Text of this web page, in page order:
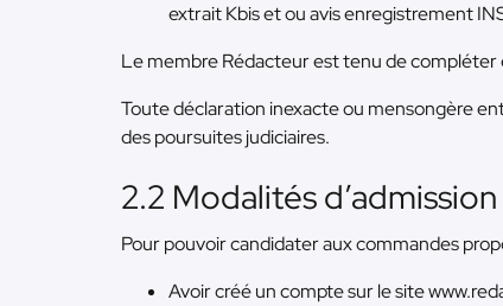
extrait Kbis et ou avis enregistrement
Le membre Rédacteur est tenu de
Toute déclaration inexacte ou mensongère
des poursuites judiciaires.
2.2 Modalités d’admission
Pour pouvoir candidater aux commandes
Avoir créé un compte sur le site